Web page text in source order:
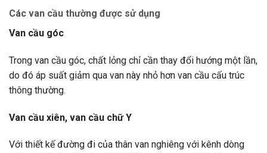
Các van cầu thường được sử dụng
Van cầu góc
Trong van cầu góc, chất lỏng chỉ cần thay đổi hướng một lần,
do đó áp suất giảm qua van này nhỏ hơn van cầu cấu trúc
thông thường.
Van cầu xiên, van cầu chữ Y
Với thiết kế đường đi của thân van nghiêng với kênh dòng